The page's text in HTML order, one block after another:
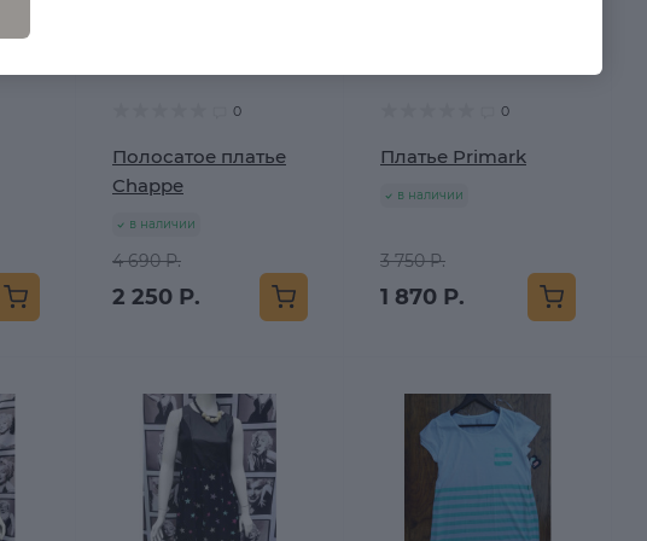
0
Полосатое платье
Chappe
в наличии
4 690 Р.
2 250 Р.
0
Платье Primark
в наличии
3 750 Р.
1 870 Р.